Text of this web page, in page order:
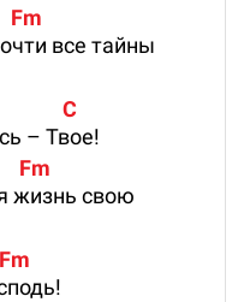
Fm
все тайны
C
– Твое!
Fm
жизнь свою
Fm